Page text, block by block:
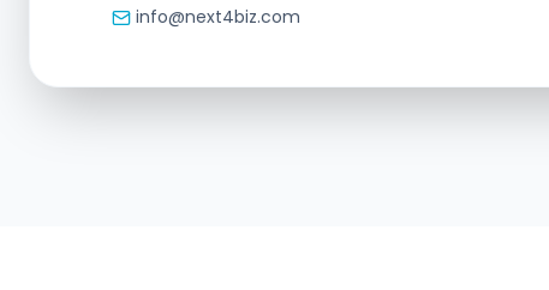
info@next4biz.com